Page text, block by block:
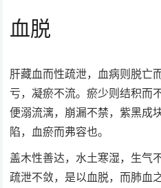
血脱
肝藏血而性疏泄，血病则脱亡
亏，凝瘀不流。瘀少则结积而
便溺流漓，崩漏不禁，紫黑成
陷，血瘀而弗容也。
盖木性善达，水土寒湿，生气
疏泄不敛，是以血脱，而肺血